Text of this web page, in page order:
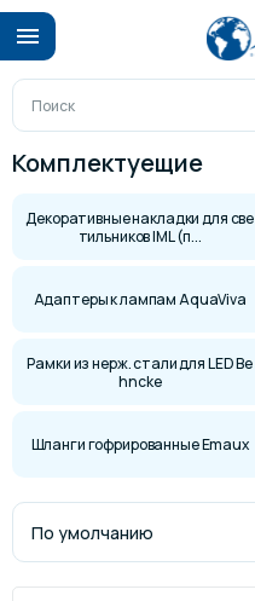
Комплектуещие
Декоративные накладки для све
тильников IML (п...
Адаптеры к лампам AquaViva
Рамки из нерж. стали для LED Be
hncke
Шланги гофрированные Emaux